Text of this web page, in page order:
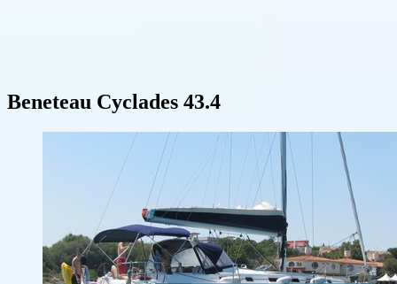
Beneteau Cyclades 43.4